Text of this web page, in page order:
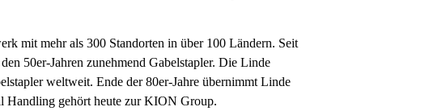
mit mehr als 300 Standorten in über 100 Ländern. Seit
50er-Jahren zunehmend Gabelstapler. Die Linde
weltweit. Ende der 80er-Jahre übernimmt Linde
Handling gehört heute zur KION Group.